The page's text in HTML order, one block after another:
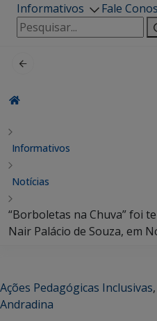
Informativos
Fale
Pesquisar
por:
Informativos
Notícias
“Borboletas na Chuva” foi
Nair Palácio de Souza, em
Ações Pedagógicas Inclusivas,
Andradina